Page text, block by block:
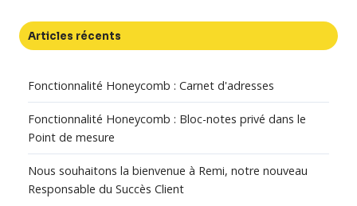
Articles récents
Fonctionnalité Honeycomb : Carnet d'adresses
Fonctionnalité Honeycomb : Bloc-notes privé dans le
Point de mesure
Nous souhaitons la bienvenue à Remi, notre nouveau
Responsable du Succès Client